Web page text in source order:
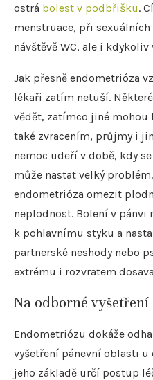
ostrá bolest v podbřišku.
menstruace, při
návštěvě WC, ale i
Jak přesně endometrióza
lékaři zatím netuší.
vědět, zatímco jiné
také zvracením, průjmy i
nemoc udeří v době, kdy
může nastat velký
endometrióza omezit
neplodnost. Bolení v pánvi
k pohlavnímu styku a
partnerské neshody nebo
extrému i rozvratem
Na odborné vyšetření
Endometriózu dokáže
vyšetření pánevní oblasti u
jeho základě určí postup